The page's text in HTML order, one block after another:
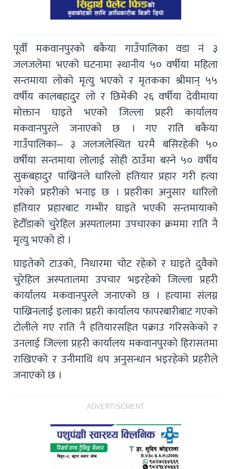
पूर्वी मकवानपुरको बकैया गाउँपालिका वडा नं ३
जलजलेमा भएको घटनामा स्थानीय ५० वर्षीया महिला
सन्तमाया लोको मृत्यु भएको र मृतकका श्रीमान् ५५
वर्षीय कालबहादुर लो र छिमेकी २६ वर्षीया देवीमाया
मोक्तान घाइते भएको जिल्ला प्रहरी कार्यालय
मकवानपुरले जनाएको छ । गए राति बकैया
गाउँपालिका– ३ जलजलेस्थित घरमै बसिरहेकी ५०
वर्षीया सन्तमाया लोलाई सोही ठाउँमा बस्ने ५० वर्षीय
सुकबहादुर पाख्रिनले धारिलो हतियार प्रहार गरी हत्या
गरेको प्रहरीको भनाइ छ । प्रहरीका अनुसार धारिलो
हतियार प्रहारबाट गम्भीर घाइते भएकी सन्तमायाको
हेटौँडाको चुरेहिल अस्पतालमा उपचारका क्रममा राति नै
मृत्यु भएको हो ।
घाइतेको टाउको, निधारमा चोट रहेको र घाइते दुवैको
चुरेहिल अस्पतालमा उपचार भइरहेको जिल्ला प्रहरी
कार्यालय मकवानपुरले जनाएको छ । हत्यामा संलग्न
पाख्रिनलाई इलाका प्रहरी कार्यालय फापरबारीबाट गएको
टोलीले गए राति नै हतियारसहित पक्राउ गरिसकेको र
उनलाई जिल्ला प्रहरी कार्यालय मकवानपुरको हिरासतमा
राखिएको र उनीमाथि थप अनुसन्धान भइरहेको प्रहरीले
जनाएको छ ।
ADVERTISEMENT